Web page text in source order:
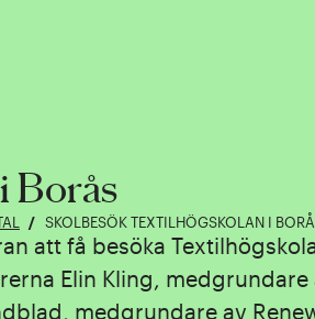
SKOLBESÖK TEXTILHÖGSKOLAN I
Borås
att få besöka
Elin Kling, medgrundare
medgrundare av